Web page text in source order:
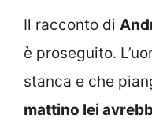
Il racconto di
è proseguito.
stanca e che
mattino lei